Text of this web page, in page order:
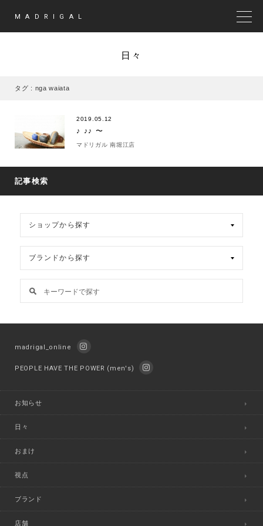
MADRIGAL
日々
タグ : nga waiata
2019.05.12
♪ ♪♪ 〜
マドリガル 南堀江店
記事検索
madrigal_online
PEOPLE HAVE THE POWER (men's)
お知らせ
日々
おまけ
視点
ブランド
店舗